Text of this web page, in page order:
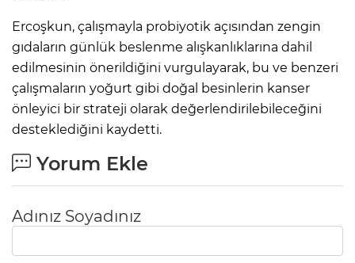
Ercoşkun, çalışmayla probiyotik açısından zengin
gıdaların günlük beslenme alışkanlıklarına dahil
edilmesinin önerildiğini vurgulayarak, bu ve benzeri
çalışmaların yoğurt gibi doğal besinlerin kanser
önleyici bir strateji olarak değerlendirilebileceğini
desteklediğini kaydetti.
Yorum Ekle
Adınız Soyadınız